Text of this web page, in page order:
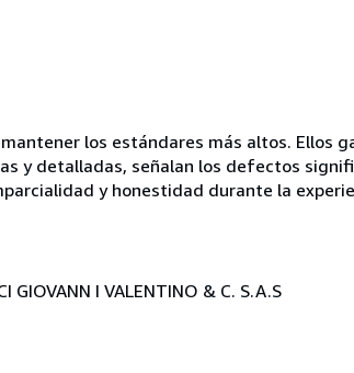
los estándares más altos. Ellos
y detalladas, señalan los defectos
y honestidad durante la
GIOVANN I VALENTINO & C. S.A.S